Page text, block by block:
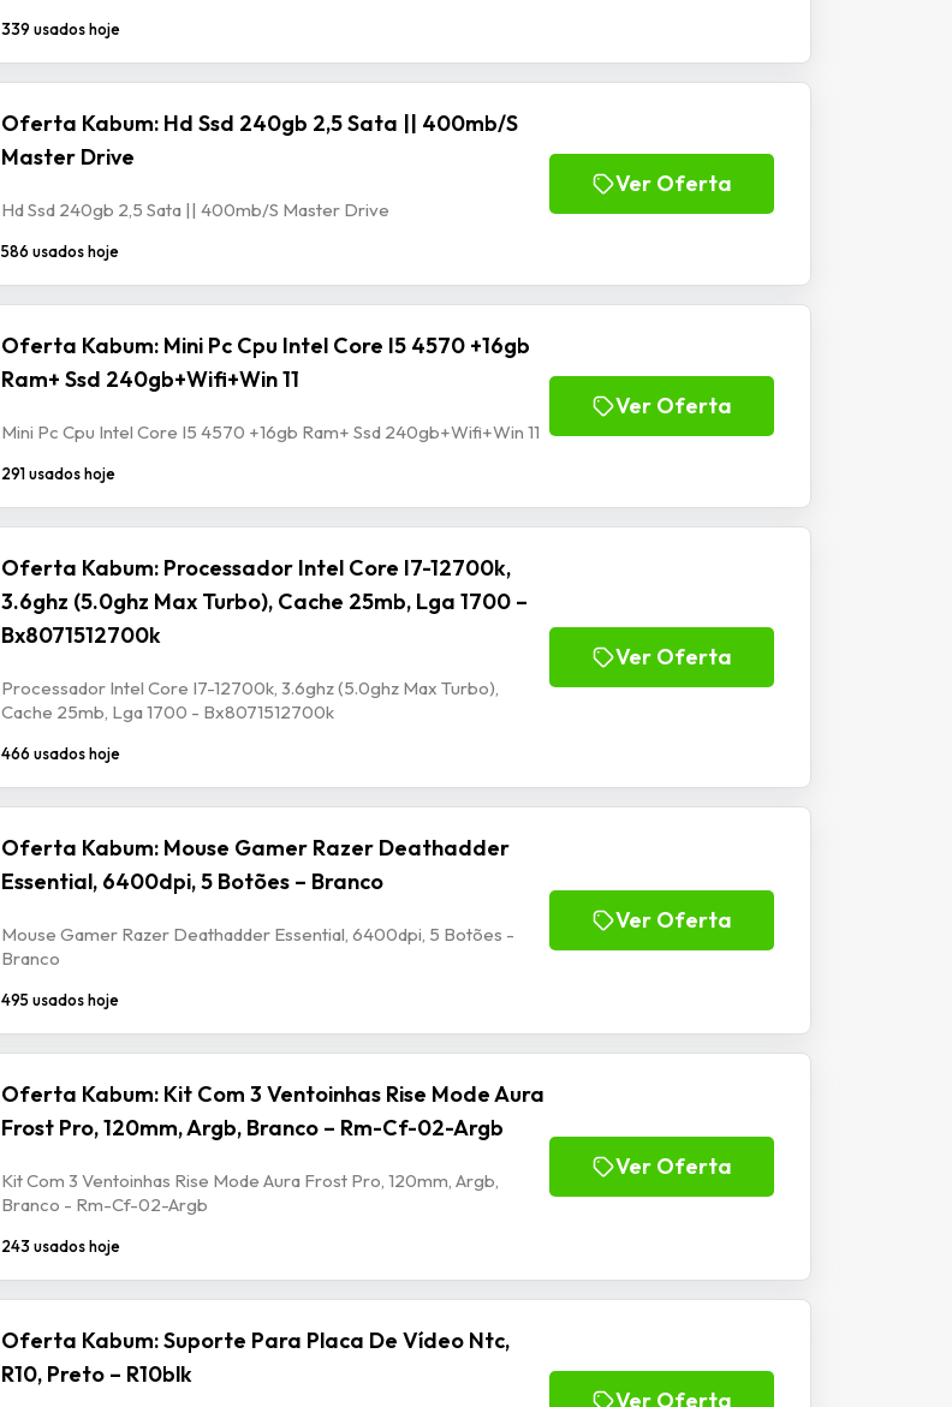
339 usados hoje
Oferta Kabum: Hd Ssd 240gb 2,5 Sata || 400mb/S
Master Drive
Hd Ssd 240gb 2,5 Sata || 400mb/S Master Drive
586 usados hoje
Ver Oferta
Oferta Kabum: Mini Pc Cpu Intel Core I5 4570 +16gb
Ram+ Ssd 240gb+Wifi+Win 11
Mini Pc Cpu Intel Core I5 4570 +16gb Ram+ Ssd 240gb+Wifi+Win 11
291 usados hoje
Ver Oferta
Oferta Kabum: Processador Intel Core I7-12700k,
3.6ghz (5.0ghz Max Turbo), Cache 25mb, Lga 1700 –
Bx8071512700k
Processador Intel Core I7-12700k, 3.6ghz (5.0ghz Max Turbo),
Cache 25mb, Lga 1700 - Bx8071512700k
466 usados hoje
Ver Oferta
Oferta Kabum: Mouse Gamer Razer Deathadder
Essential, 6400dpi, 5 Botões – Branco
Mouse Gamer Razer Deathadder Essential, 6400dpi, 5 Botões -
Branco
495 usados hoje
Ver Oferta
Oferta Kabum: Kit Com 3 Ventoinhas Rise Mode Aura
Frost Pro, 120mm, Argb, Branco – Rm-Cf-02-Argb
Kit Com 3 Ventoinhas Rise Mode Aura Frost Pro, 120mm, Argb,
Branco - Rm-Cf-02-Argb
243 usados hoje
Ver Oferta
Oferta Kabum: Suporte Para Placa De Vídeo Ntc,
R10, Preto – R10blk
Ver Oferta